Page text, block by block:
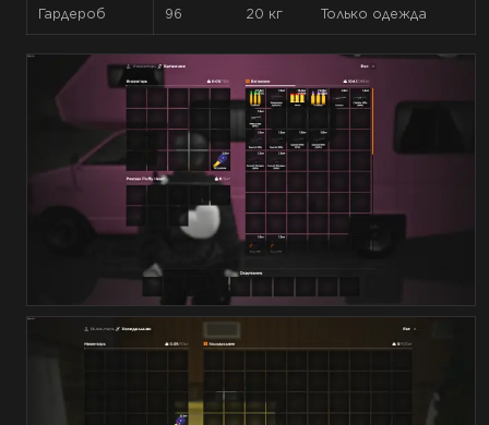
Гардероб 96 20 кг Только одежда